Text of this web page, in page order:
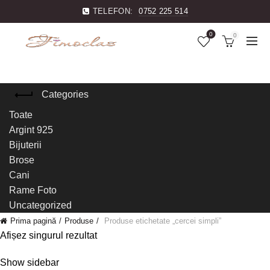
TELEFON: 0752 225 514
0 0
Categories
Toate
Argint 925
Bijuterii
Brose
Cani
Rame Foto
Uncategorized
Prima pagină Produse Produse etichetate „cercei simpli”
Afișez singurul rezultat
Show sidebar